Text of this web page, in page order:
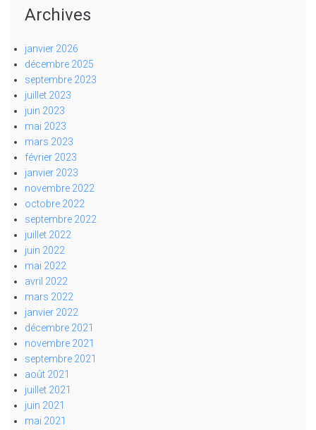
Archives
janvier 2026
décembre 2025
septembre 2023
juillet 2023
juin 2023
mai 2023
mars 2023
février 2023
janvier 2023
novembre 2022
octobre 2022
septembre 2022
juillet 2022
juin 2022
mai 2022
avril 2022
mars 2022
janvier 2022
décembre 2021
novembre 2021
septembre 2021
août 2021
juillet 2021
juin 2021
mai 2021